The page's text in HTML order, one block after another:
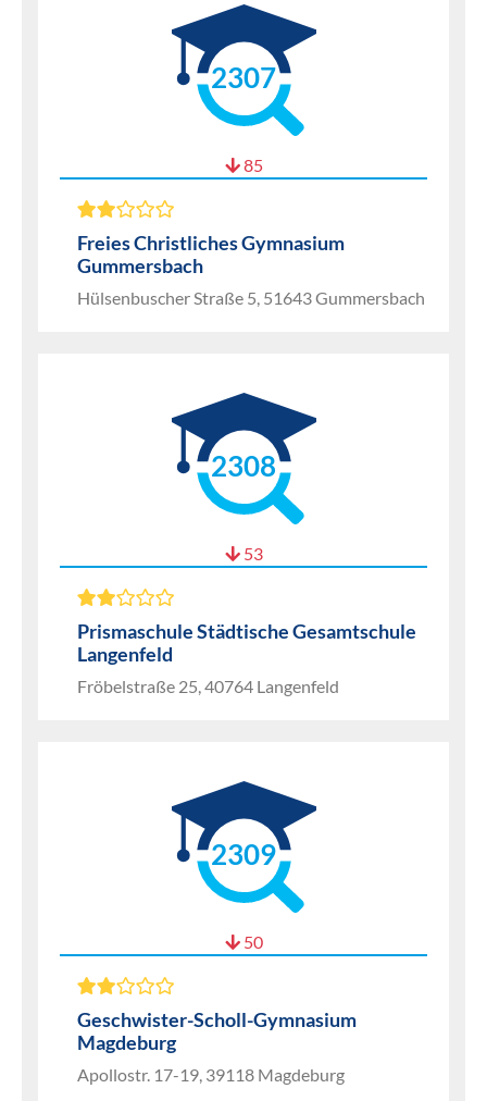
2307
85
Freies Christliches Gymnasium
Gummersbach
Hülsenbuscher Straße 5, 51643 Gummersbach
2308
53
Prismaschule Städtische Gesamtschule
Langenfeld
Fröbelstraße 25, 40764 Langenfeld
2309
50
Geschwister-Scholl-Gymnasium
Magdeburg
Apollostr. 17-19, 39118 Magdeburg